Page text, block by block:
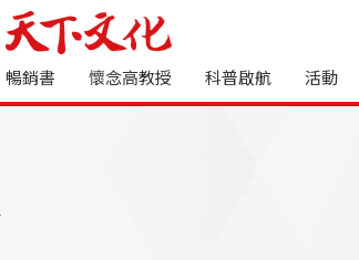
暢銷書 懷念高教授 科普啟航 活動